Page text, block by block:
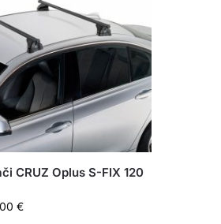
CRUZ Oplus S-FIX 120
€